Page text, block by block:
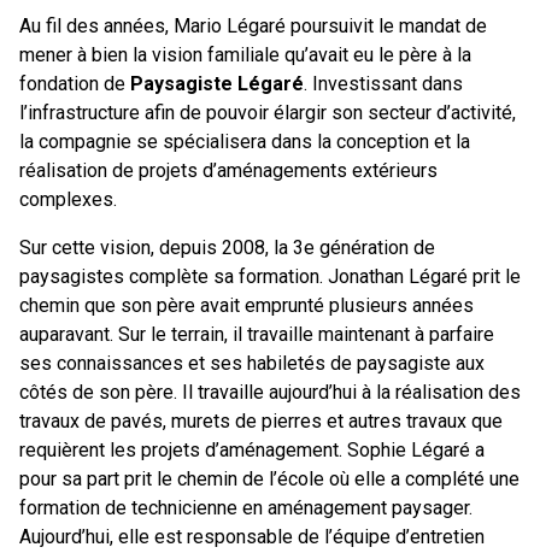
Au fil des années, Mario Légaré poursuivit le mandat de
mener à bien la vision familiale qu’avait eu le père à la
fondation de Paysagiste Légaré. Investissant dans
l’infrastructure afin de pouvoir élargir son secteur d’activité,
la compagnie se spécialisera dans la conception et la
réalisation de projets d’aménagements extérieurs
complexes.
Sur cette vision, depuis 2008, la 3e génération de
paysagistes complète sa formation. Jonathan Légaré prit le
chemin que son père avait emprunté plusieurs années
auparavant. Sur le terrain, il travaille maintenant à parfaire
ses connaissances et ses habiletés de paysagiste aux
côtés de son père. Il travaille aujourd’hui à la réalisation des
travaux de pavés, murets de pierres et autres travaux que
requièrent les projets d’aménagement. Sophie Légaré a
pour sa part prit le chemin de l’école où elle a complété une
formation de technicienne en aménagement paysager.
Aujourd’hui, elle est responsable de l’équipe d’entretien